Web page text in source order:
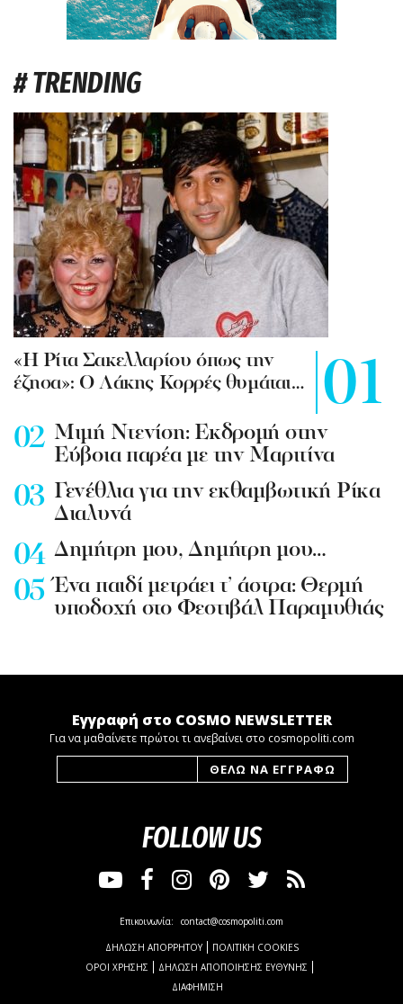
# TRENDING
«Η Ρίτα Σακελλαρίου όπως την
έζησα»: Ο Λάκης Κορρές θυμάται…
Mιμή Ντενίση: Εκδρομή στην
Εύβοια παρέα με την Μαριτίνα
Γενέθλια για την εκθαμβωτική Ρίκα
Διαλυνά
Δημήτρη μου, Δημήτρη μου…
Ένα παιδί μετράει τ’ άστρα: Θερμή
υποδοχή στο Φεστιβάλ Παραμυθιάς
Εγγραφή στο COSMO NEWSLETTER
Για να μαθαίνετε πρώτοι τι ανεβαίνει στο cosmopoliti.com
FOLLOW US
Επικοινωνία: contact@cosmopoliti.com
ΔΗΛΩΣΗ ΑΠΟΡΡΗΤΟΥ
ΠΟΛΙΤΙΚΗ COOKIES
ΟΡΟΙ ΧΡΗΣΗΣ
ΔΗΛΩΣΗ ΑΠΟΠΟΙΗΣΗΣ ΕΥΘΥΝΗΣ
ΔΙΑΦΗΜΙΣΗ